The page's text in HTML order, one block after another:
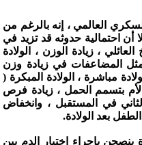
العالمي ، إنه بالرغم من
أن احتمالية حدوثه قد تزيد في
العائلي ، زيادة الوزن ، الولادة
المضاعفات في زيادة وزن
مباشرة ، الولادة المبكرة (
الأم بتسمم الحمل ، زيادة فرص
في المستقبل ، وانخفاض
بعد الولادة.
بإجراء اختبار الدم بين